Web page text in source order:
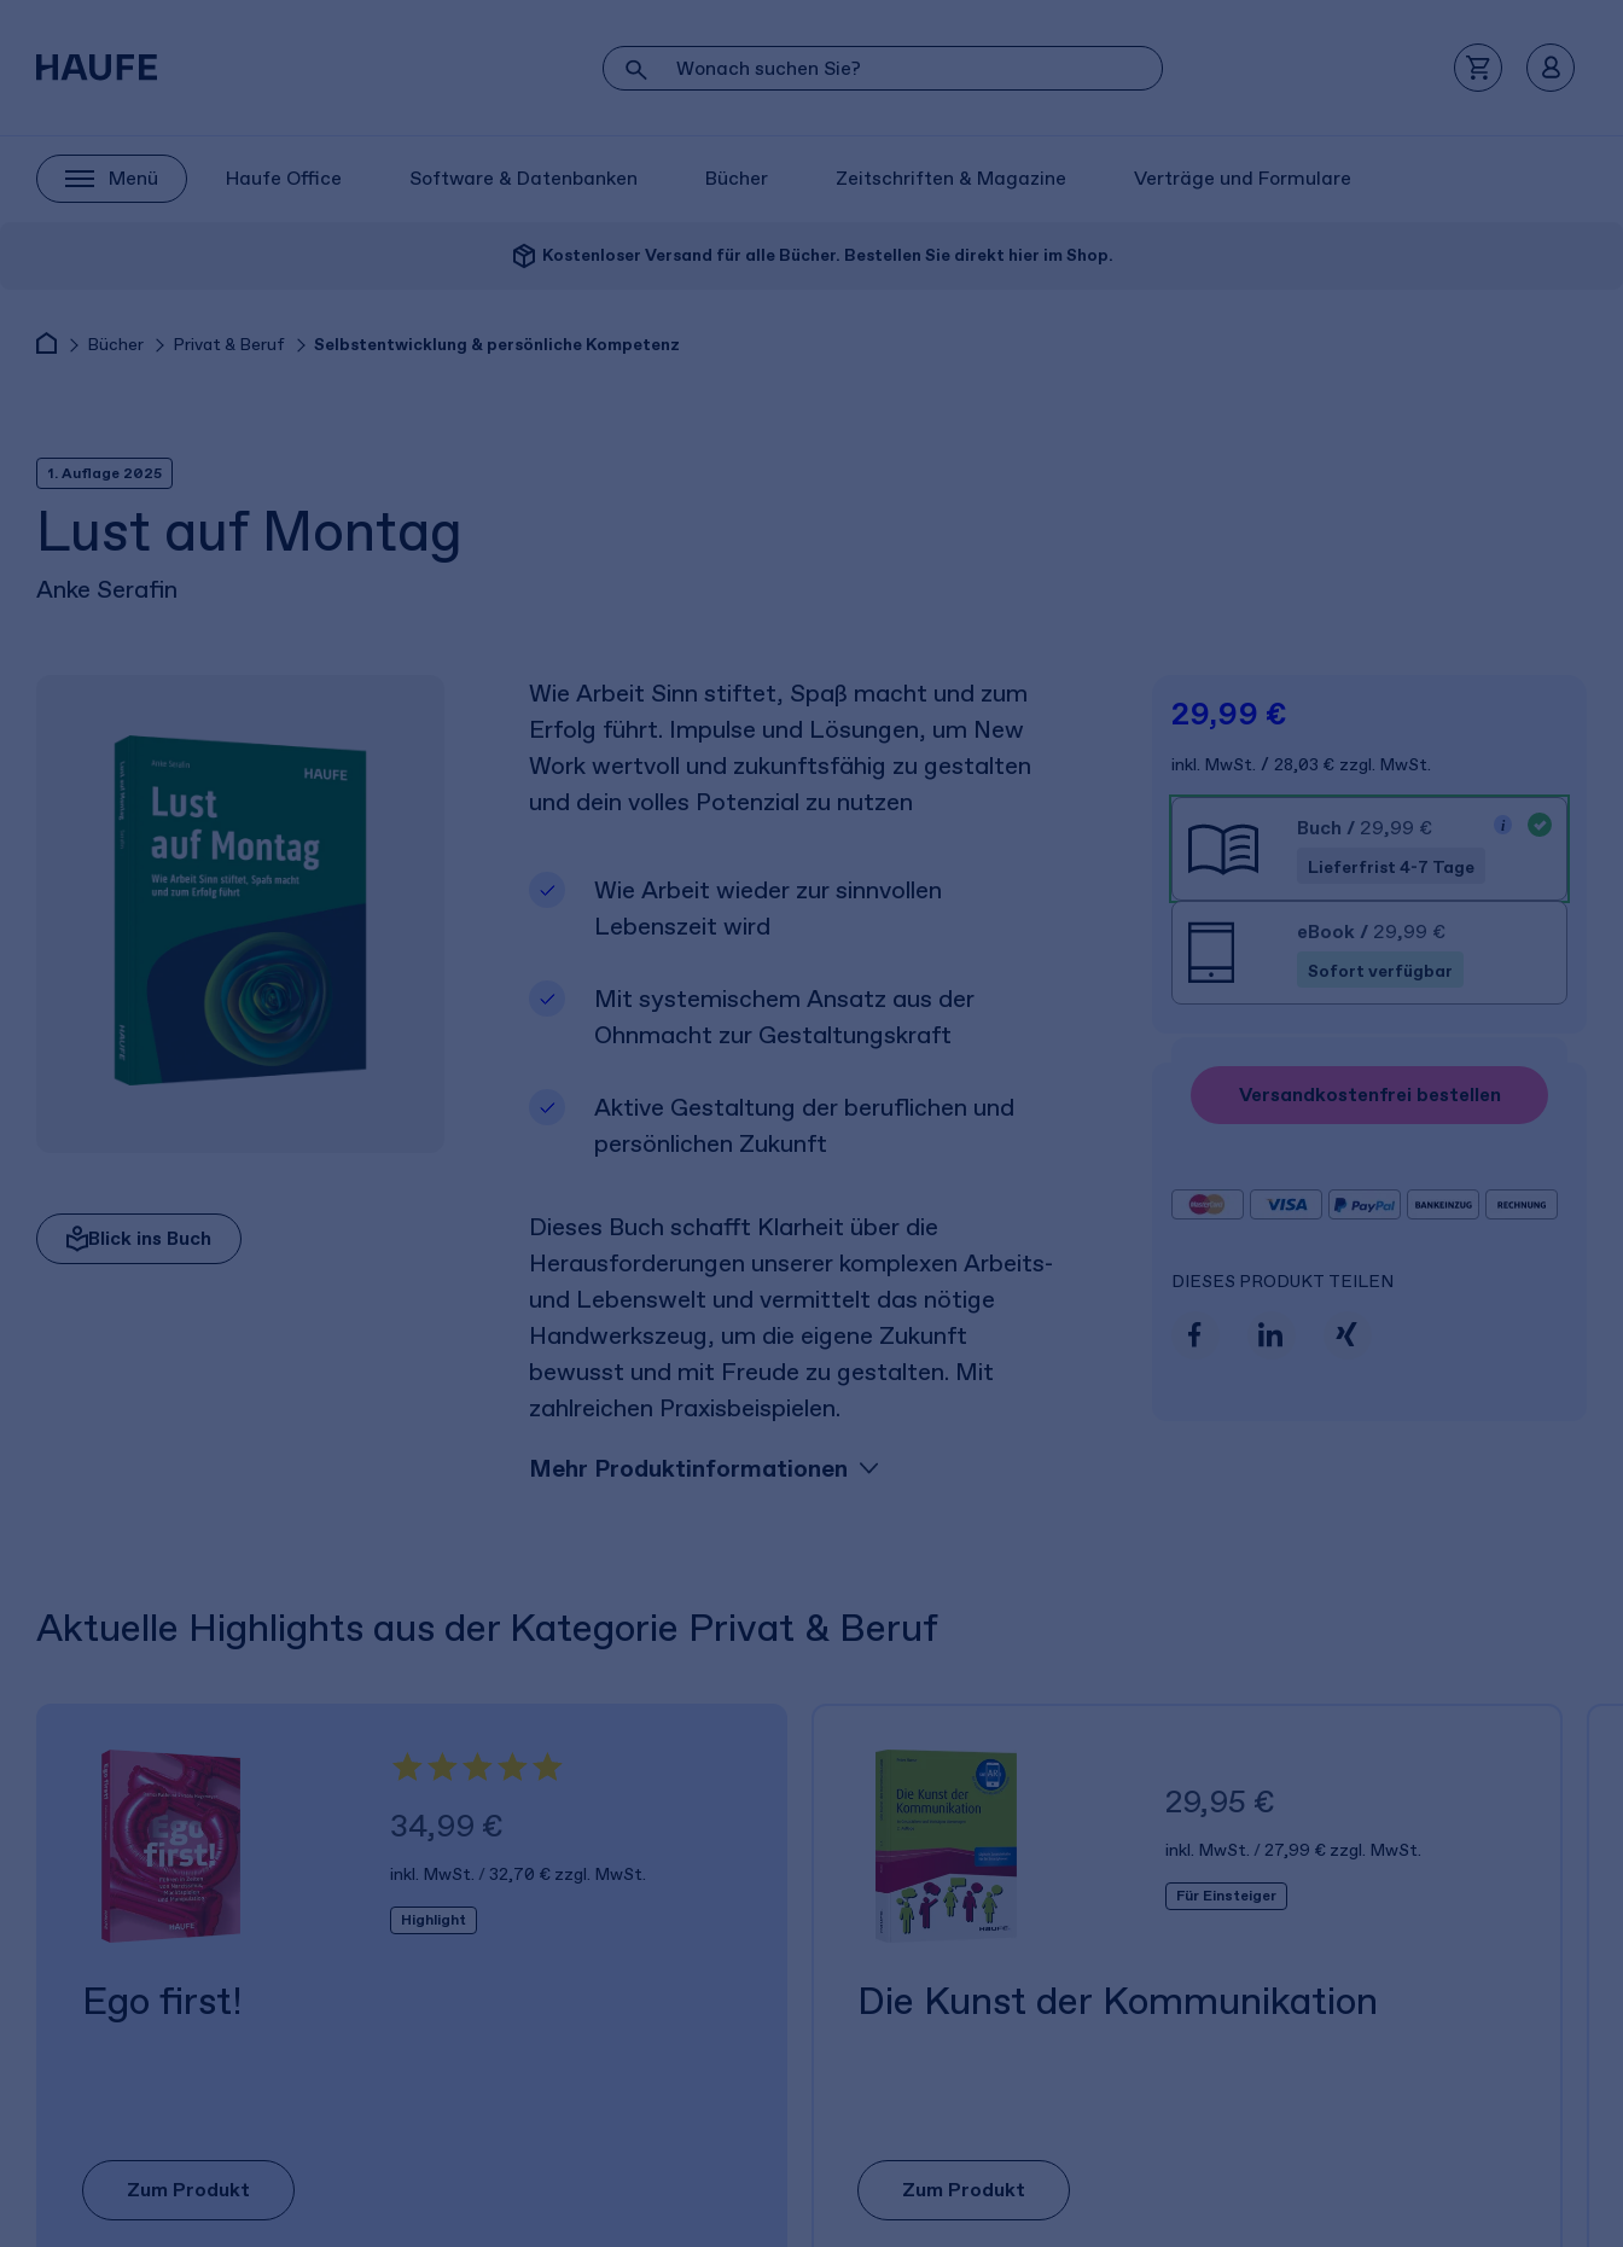
Menü Haufe Office Software & Datenbanken Bücher Zeitschriften & Magazine Verträge und Formulare
package_2 Kostenloser Versand für alle Bücher. Bestellen Sie direkt hier im Shop.
Bücher Privat & Beruf Selbstentwicklung & persönliche Kompetenz
1. Auflage 2025
Lust auf Montag
Anke Serafin
Blick ins Buch
Wie Arbeit Sinn stiftet, Spaß macht und zum
Erfolg führt. Impulse und Lösungen, um New
Work wertvoll und zukunftsfähig zu gestalten
und dein volles Potenzial zu nutzen
Wie Arbeit wieder zur sinnvollen
Lebenszeit wird
Mit systemischem Ansatz aus der
Ohnmacht zur Gestaltungskraft
Aktive Gestaltung der beruflichen und
persönlichen Zukunft
Dieses Buch schafft Klarheit über die
Herausforderungen unserer komplexen Arbeits-
und Lebenswelt und vermittelt das nötige
Handwerkszeug, um die eigene Zukunft
bewusst und mit Freude zu gestalten. Mit
zahlreichen Praxisbeispielen.
Mehr Produktinformationen
29,99 €
inkl. MwSt. 28,03 € zzgl. MwSt.
Buch / 29,99 €
Lieferfrist 4-7 Tage
eBook / 29,99 €
Sofort verfügbar
Versandkostenfrei bestellen
DIESES PRODUKT TEILEN
Aktuelle Highlights aus der Kategorie Privat & Beruf
34,99 €
inkl. MwSt. 32,70 € zzgl. MwSt.
Highlight
Ego first!
Zum Produkt
29,95 €
inkl. MwSt. 27,99 € zzgl. MwSt.
Für Einsteiger
Die Kunst der Kommunikation
Zum Produkt